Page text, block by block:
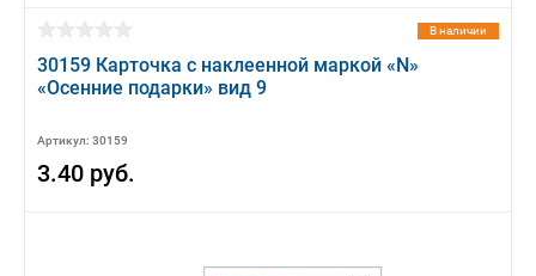
В наличии
30159 Карточка с наклеенной маркой «N»
«Осенние подарки» вид 9
Артикул: 30159
3.40 руб.